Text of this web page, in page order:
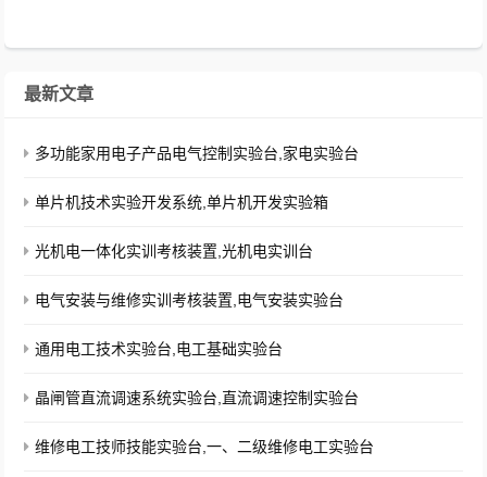
最新文章
多功能家用电子产品电气控制实验台,家电实验台
单片机技术实验开发系统,单片机开发实验箱
光机电一体化实训考核装置,光机电实训台
电气安装与维修实训考核装置,电气安装实验台
通用电工技术实验台,电工基础实验台
晶闸管直流调速系统实验台,直流调速控制实验台
维修电工技师技能实验台,一、二级维修电工实验台